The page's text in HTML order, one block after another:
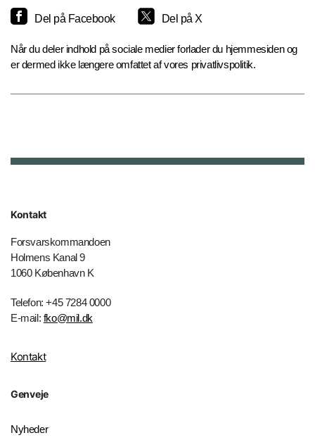
Del på Facebook Del på X
Når du deler indhold på sociale medier forlader du hjemmesiden og
er dermed ikke længere omfattet af vores privatlivspolitik.
Kontakt
Forsvarskommandoen
Holmens Kanal 9
1060 København K
Telefon: +45 7284 0000
E-mail: fko@mil.dk
Kontakt
Genveje
Nyheder